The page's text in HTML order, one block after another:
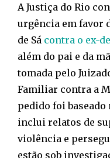
A Justiça do Rio
urgência em favor
de Sá contra o ex-
além do pai e da
tomada pelo
Familiar contra a
pedido foi baseado
inclui relatos de
violência e
estão sob